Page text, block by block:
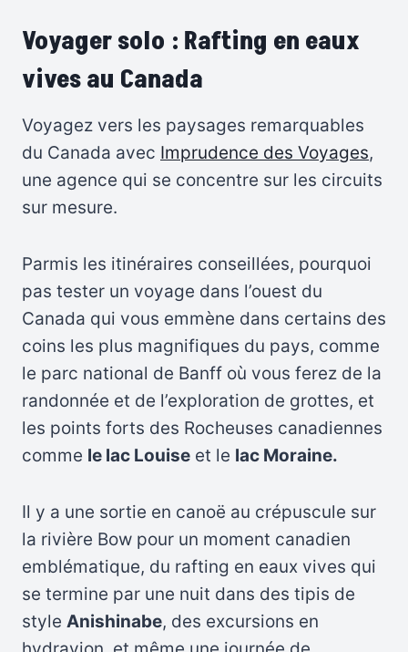
Voyager solo : Rafting en eaux
vives au Canada
Voyagez vers les paysages remarquables
du Canada avec Imprudence des Voyages,
une agence qui se concentre sur les circuits
sur mesure.
Parmis les itinéraires conseillées, pourquoi
pas tester un voyage dans l’ouest du
Canada qui vous emmène dans certains des
coins les plus magnifiques du pays, comme
le parc national de Banff où vous ferez de la
randonnée et de l’exploration de grottes, et
les points forts des Rocheuses canadiennes
comme le lac Louise et le lac Moraine.
Il y a une sortie en canoë au crépuscule sur
la rivière Bow pour un moment canadien
emblématique, du rafting en eaux vives qui
se termine par une nuit dans des tipis de
style Anishinabe, des excursions en